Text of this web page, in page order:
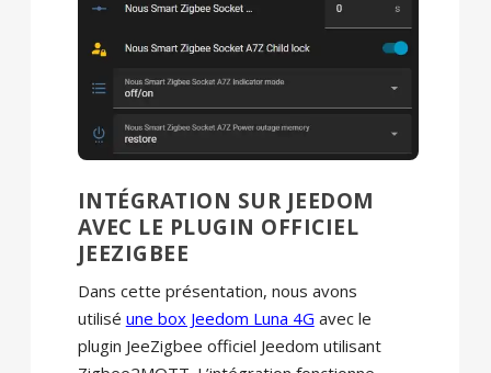
INTÉGRATION SUR JEEDOM
AVEC LE PLUGIN OFFICIEL
JEEZIGBEE
Dans cette présentation, nous avons
utilisé une box Jeedom Luna 4G avec le
plugin JeeZigbee officiel Jeedom utilisant